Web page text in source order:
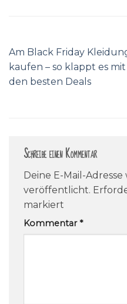
Am Black Friday
kaufen – so klappt es mit
den besten Deals
Schreibe einen Kommentar
Deine E-Mail-
veröffentlicht.
markiert
Kommentar*